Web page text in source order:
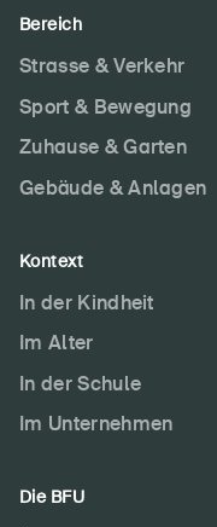
Newsletter abonnieren
Bereich
Strasse & Verkehr
Sport & Bewegung
Zuhause & Garten
Gebäude & Anlagen
Kontext
In der Kindheit
Im Alter
In der Schule
Im Unternehmen
Die BFU